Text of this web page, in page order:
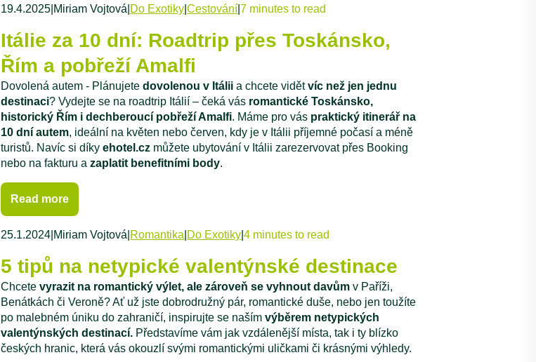
19.4.2025 Miriam Vojtová Do Exotiky |Cestování |7 minutes to read
Itálie za 10 dní: Roadtrip přes Toskánsko,
Řím a pobřeží Amalfi
Dovolená autem - Plánujetedovolenou v Itálii a chcete vidětvíc než jen jednu
destinaci? Vydejte se na roadtrip Itálií – čeká vás romantické Toskánsko,
historický Řím i dechberoucí pobřeží Amalfi. Máme pro vás praktický itinerář na
10 dní autem, ideální na květen nebo červen, kdy je v Itálii příjemné počasí a méně
turistů. Navíc si díkyehotel.cz můžete ubytování v Itálii zarezervovat přes Booking
nebo na fakturu azaplatit benefitními body.
Read more
25.1.2024 Miriam Vojtová Romantika Do Exotiky |4 minutes to read
5 tipů na netypické valentýnské destinace
Chcetevyrazit na romantický výlet, ale zároveň se vyhnout davůmv Paříži,
Benátkách či Veroně? Ať už jste dobrodružný pár, romantické duše, nebo jen toužíte
po malebném úniku do zahraničí, inspirujte se naším výběrem netypických
valentýnských destinací. Představíme vám jak vzdálenější místa, tak i ty blízko
českých hranic, která vás okouzlí svými romantickými uličkami či krásnými výhledy.